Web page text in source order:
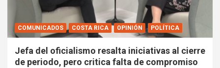
COMUNICADOS COSTA RICA OPINIÓN POLÍTICA
Jefa del oficialismo resalta iniciativas al cierre
de periodo, pero critica falta de compromiso